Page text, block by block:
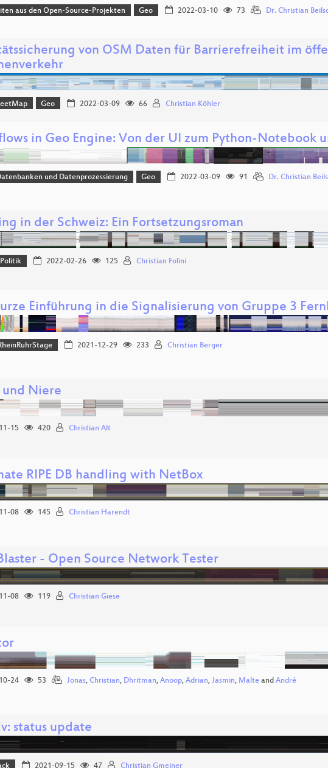
aus den Open-Source-Projekten Geo 2022-03-10 73 Dr. Christian
von OSM Daten für Barrierefreiheit im
Geo 2022-03-09 66 Christian Köhler
in Geo Engine: Von der UI zum Python-Notebook
und Datenprozessierung Geo 2022-03-09 91 Dr. Christian
in der Schweiz: Ein Fortsetzungsroman
2022-02-26 125 Christian Folini
Einführung in die Signalisierung von Gruppe 3
2021-12-29 233 Christian Berger
und Niere
15 420 Christian Alt
RIPE DB handling with NetBox
08 145 Christian Harendt
- Open Source Network Tester
08 119 Christian Giese
24 53 Jonas, Christian, Dhritman, Anoop, Adrian, Jasmin, Malte and André
status update